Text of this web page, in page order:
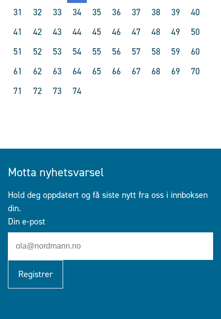
31
32 33 34 35 36 37 38 39
40
41
42 43 44 45 46 47 48 49
50
51
52 53 54 55 56 57 58 59
60
61
62 63 64 65 66 67 68 69
70
71
72 73 74
Motta nyhetsvarsel
Hold deg oppdatert og få siste nytt fra oss i innboksen
din.
Din e-post
Registrer